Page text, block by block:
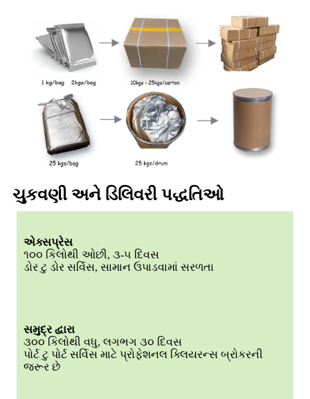
ચુકવણી અને ડિલિવરી પદ્ધતિઓ
એક્સપ્રેસ
૧૦૦ કિલોથી ઓછી, ૩-૫ દિવસ
ડોર ટુ ડોર સર્વિસ, સામાન ઉપાડવામાં સરળતા
સમુદ્ર દ્વારા
૩૦૦ કિલોથી વધુ, લગભગ ૩૦ દિવસ
પોર્ટ ટુ પોર્ટ સર્વિસ માટે પ્રોફેશનલ ક્લિયરન્સ બ્રોકરની
જરૂર છે